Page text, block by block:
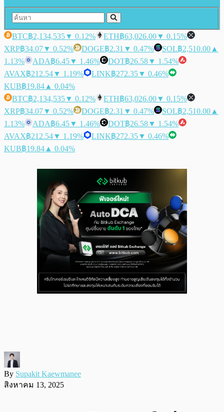
BTC฿2,134,535▼ 0.12% ETH฿63,026.00▼ 0.15%
XRP฿34.07▼ 0.52% DOGE฿2.31 ▼ 0.47% SOL฿2,510.00 ▲
1.13%
ADA฿6.45▼ 1.46% DOT฿26.58▼ 1.54%
AVAX฿212.54▼ 1.19% LINK฿272.35▼ 0.46%
KUB฿19.84 ▲ 0.04%
BTC฿2,134,535▼ 0.12% ETH฿63,026.00▼ 0.15%
XRP฿34.07▼ 0.52% DOGE฿2.31 ▼ 0.47% SOL฿2,510.00 ▲
1.13%
ADA฿6.45▼ 1.46% DOT฿26.58▼ 1.54%
AVAX฿212.54▼ 1.19% LINK฿272.35▼ 0.46%
KUB฿19.84 ▲ 0.04%
By Supakit Kaewmanee
สิงหาคม 13, 2025